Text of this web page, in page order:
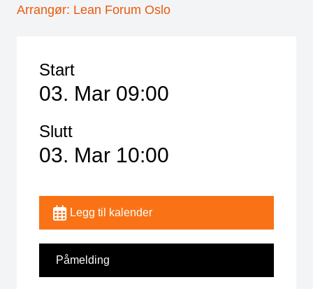
Arrangør: Lean Forum Oslo
Start
03. Mar 09:00
Slutt
03. Mar 10:00
Legg til kalender
Påmelding